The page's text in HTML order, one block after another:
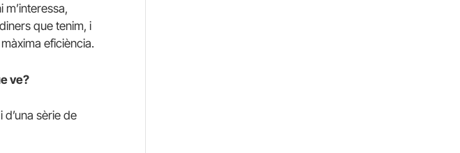
que tenim, i
eficiència.
ve?
sèrie de